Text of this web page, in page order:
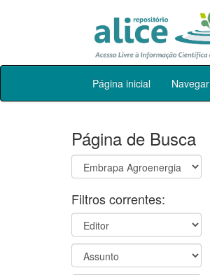
Skip
Página inicial Navegar
Página de Busca
Filtros correntes: